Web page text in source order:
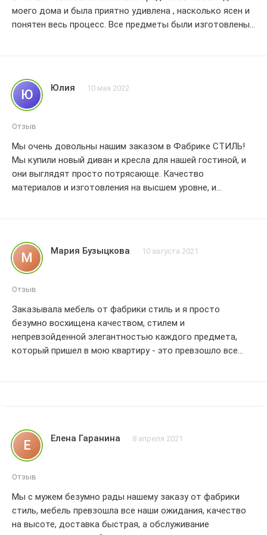
моего дома и была приятно удивлена , насколько ясен и
понятен весь процесс. Все предметы были изготовлены
плюсом. Я бы очень рекомендовала Фабрику СТИЛЬ для
всех ваших потребностей в мебели. Огромное спасибо за
вашу красивую и качественную работу!
Ю Юлия 10 мая 2022
Отзыв
Мы очень довольны нашим заказом в Фабрике СТИЛЬ!
Мы купили новый диван и кресла для нашей гостиной, и
они выглядят просто потрясающе. Качество
материалов и изготовления на высшем уровне, и
Фабрика СТИЛЬ, за наше новое прекрасное мебельное
обновление!
М Мария Бузыцкова 10 августа 2021
Отзыв
Заказывала мебель от фабрики стиль и я просто
безумно восхищена качеством, стилем и
непревзойденной элегантностью каждого предмета,
который пришел в мою квартиру - это превзошло все
Е Елена Гаранина 8 апреля 2021
Отзыв
Мы с мужем безумно рады нашему заказу от фабрики
стиль, мебель превзошла все наши ожидания, качество
на высоте, доставка быстрая, а обслуживание